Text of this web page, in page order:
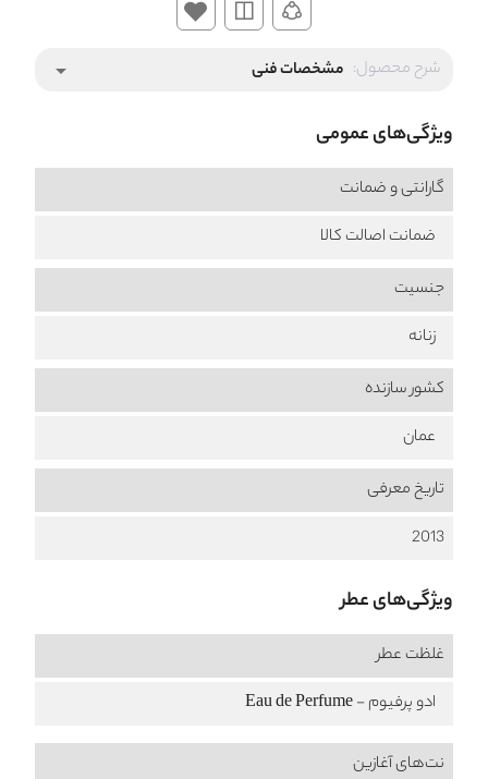
شرح محصول: مشخصات فنی arrow_drop_down
ویژگی‌های عمومی
گارانتی و ضمانت
ضمانت اصالت کالا
جنسیت
زنانه
کشور سازنده
عمان
تاریخ معرفی
2013
ویژگی‌های عطر
غلظت عطر
ادو پرفیوم - Eau de Perfume
نت‌های آغازین